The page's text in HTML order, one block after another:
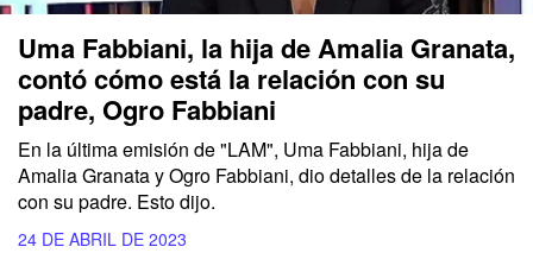
Uma Fabbiani, la hija de Amalia Granata,
contó cómo está la relación con su
padre, Ogro Fabbiani
En la última emisión de "LAM", Uma Fabbiani, hija de
Amalia Granata y Ogro Fabbiani, dio detalles de la relación
con su padre. Esto dijo.
24 DE ABRIL DE 2023